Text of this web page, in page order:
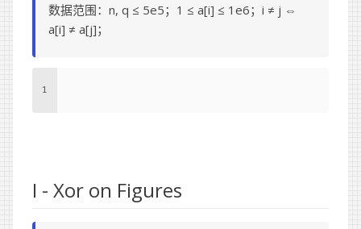
数据范围：n, q ≤ 5e5；1 ≤ a[i] ≤ 1e6；i ≠ j ⇔
a[i] ≠ a[j]；
1
I - Xor on Figures